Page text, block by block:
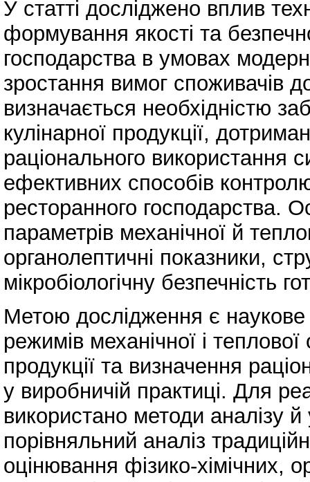
У статті досліджено вплив
формування якості та
господарства в умовах
зростання вимог споживачів
визначається необхідністю
кулінарної продукції,
раціонального використання
ефективних способів
ресторанного господарства.
параметрів механічної й
органолептичні показники,
мікробіологічну безпечність
Метою дослідження є наукове
режимів механічної і
продукції та визначення
у виробничій практиці. Для
використано методи аналізу
порівняльний аналіз
оцінювання фізико-хімічних,